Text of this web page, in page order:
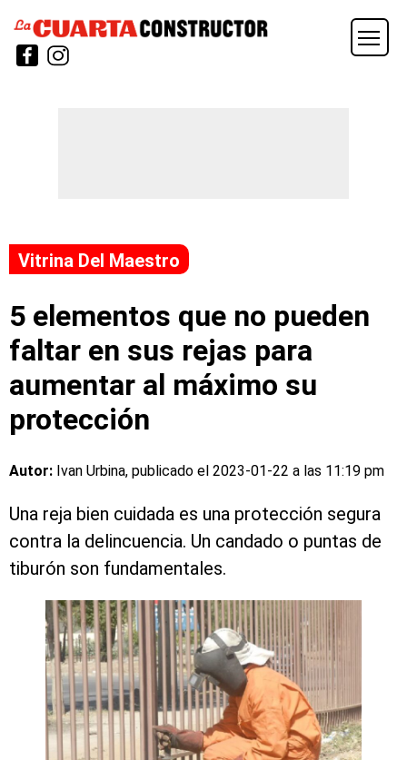
Vitrina Del Maestro
5 elementos que no pueden
faltar en sus rejas para
aumentar al máximo su
protección
Autor: Ivan Urbina, publicado el 2023-01-22 a las 11:19 pm
Una reja bien cuidada es una protección segura
contra la delincuencia. Un candado o puntas de
tiburón son fundamentales.